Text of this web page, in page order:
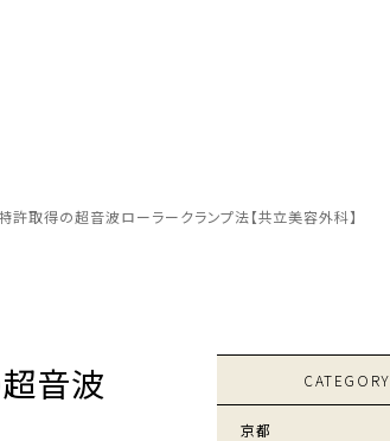
許取得の超音波ローラークランプ法【共立美容外科】
音波
CATEGORY
京都